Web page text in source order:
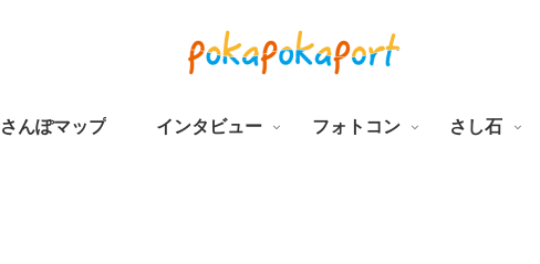
んぽマップ インタビュー フォトコン さし石